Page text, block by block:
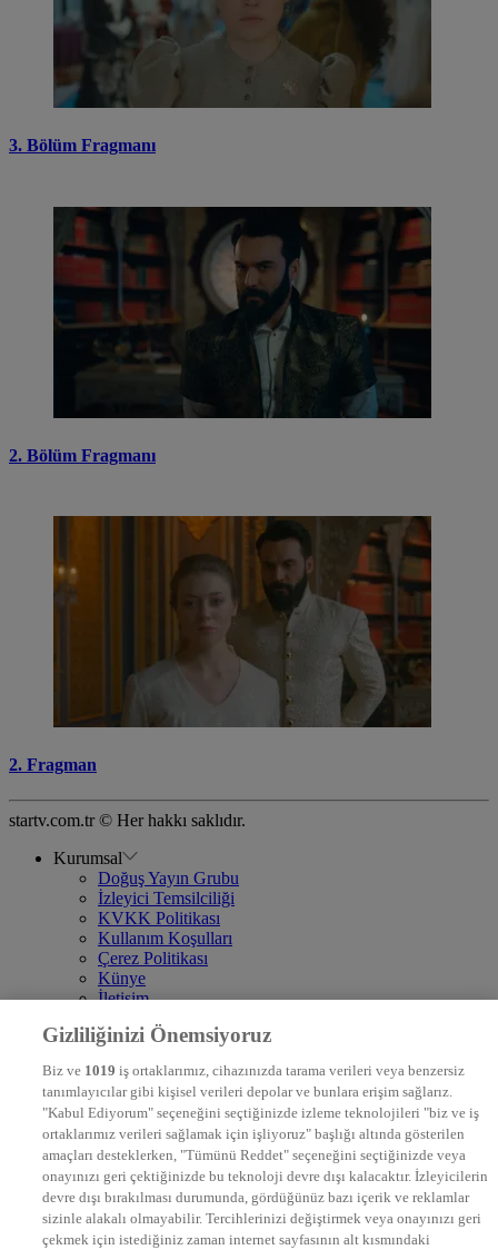
3. Bölüm Fragmanı
2. Bölüm Fragmanı
2. Fragman
startv.com.tr © Her hakkı saklıdır.
Kurumsal
Doğuş Yayın Grubu
İzleyici Temsilciliği
KVKK Politikası
Kullanım Koşulları
Çerez Politikası
Künye
İletişim
DYG Televizyonlar
STAR
EURO STAR
KRAL POP TV
DYG Radyolar
NTV RADYO
KRAL FM
KRAL POP
EKSEN
VOYAGE
Gizliliğinizi Önemsiyoruz
Biz ve 1019 iş ortaklarımız, cihazınızda tarama verileri veya benzersiz
tanımlayıcılar gibi kişisel verileri depolar ve bunlara erişim sağlarız.
"Kabul Ediyorum" seçeneğini seçtiğinizde izleme teknolojileri "biz ve iş
ortaklarımız verileri sağlamak için işliyoruz" başlığı altında gösterilen
amaçları desteklerken, "Tümünü Reddet" seçeneğini seçtiğinizde veya
onayınızı geri çektiğinizde bu teknoloji devre dışı kalacaktır. İzleyicilerin
devre dışı bırakılması durumunda, gördüğünüz bazı içerik ve reklamlar
sizinle alakalı olmayabilir. Tercihlerinizi değiştirmek veya onayınızı geri
çekmek için istediğiniz zaman internet sayfasının alt kısmındaki